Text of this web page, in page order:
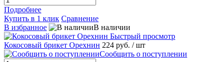
Подробнее
Купить в 1 клик Сравнение
В избранное
В наличии
Быстрый просмотр
Кокосовый брикет Орехнин 224 руб. / шт
Сообщить о поступлении